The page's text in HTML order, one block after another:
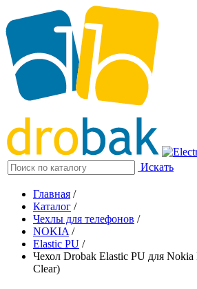
Искать
Главная /
Каталог /
Чехлы для телефонов /
NOKIA /
Elastic PU /
Чехол Drobak Elastic PU для
Clear)